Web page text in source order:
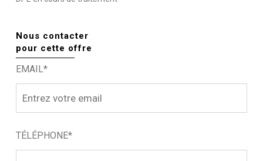
Nous contacter
pour cette offre
EMAIL*
TÉLÉPHONE*